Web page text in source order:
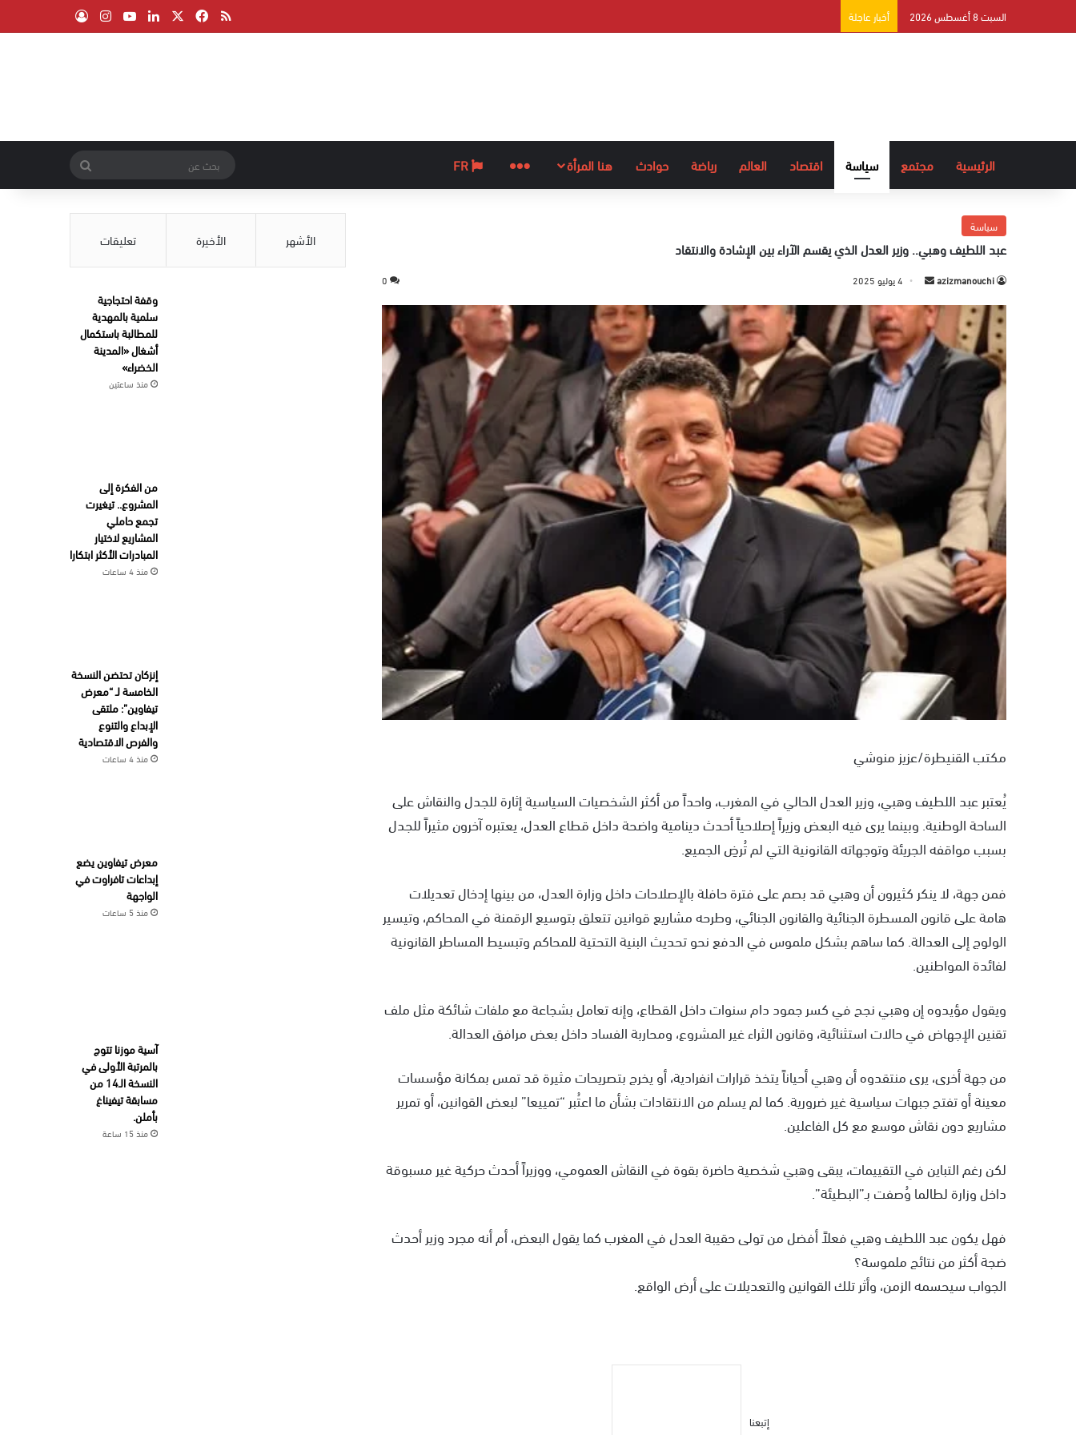
السبت 8 أغسطس 2026 أخبار عاجلة ملخص الموقع RSS
فيسبوك لينكدإن ‫YouTube
انستقرام
الرئيسية مجتمع سياسة اقتصاد العالم رياضة حوادث هنا المرأة المزيد
عن
سياسة
عبد اللطيف وهبي.. وزير العدل الذي يقسم الآراء بين الإشادة والانتقاد
azizmanouchi
ل
ب
ل
و
ن
ي
ا
4 يوليو 2025 0
مكتب القنيطرة/عزيز منوشي
يُعتبر عبد اللطيف وهبي، وزير العدل الحالي في المغرب، واحداً من أكثر الشخصيات السياسية إثارة للجدل والنقاش على
الساحة الوطنية. وبينما يرى فيه البعض وزيراً إصلاحياً أحدث دينامية واضحة داخل قطاع العدل، يعتبره آخرون مثيراً للجدل
بسبب مواقفه الجريئة وتوجهاته القانونية التي لم تُرضِ الجميع.
فمن جهة، لا ينكر كثيرون أن وهبي قد بصم على فترة حافلة بالإصلاحات داخل وزارة العدل، من بينها إدخال تعديلات
هامة على قانون المسطرة الجنائية والقانون الجنائي، وطرحه مشاريع قوانين تتعلق بتوسيع الرقمنة في المحاكم، وتيسير
الولوج إلى العدالة. كما ساهم بشكل ملموس في الدفع نحو تحديث البنية التحتية للمحاكم وتبسيط المساطر القانونية
لفائدة المواطنين.
ويقول مؤيدوه إن وهبي نجح في كسر جمود دام سنوات داخل القطاع، وإنه تعامل بشجاعة مع ملفات شائكة مثل ملف
تقنين الإجهاض في حالات استثنائية، وقانون الثراء غير المشروع، ومحاربة الفساد داخل بعض مرافق العدالة.
من جهة أخرى، يرى منتقدوه أن وهبي أحياناً يتخذ قرارات انفرادية، أو يخرج بتصريحات مثيرة قد تمس بمكانة مؤسسات
معينة أو تفتح جبهات سياسية غير ضرورية. كما لم يسلم من الانتقادات بشأن ما اعتُبر “تمييعا” لبعض القوانين، أو تمرير
مشاريع دون نقاش موسع مع كل الفاعلين.
لكن رغم التباين في التقييمات، يبقى وهبي شخصية حاضرة بقوة في النقاش العمومي، ووزيراً أحدث حركية غير مسبوقة
داخل وزارة لطالما وُصفت بـ”البطيئة”.
فهل يكون عبد اللطيف وهبي فعلاً أفضل من تولى حقيبة العدل في المغرب كما يقول البعض، أم أنه مجرد وزير أحدث
ضجة أكثر من نتائج ملموسة؟
الجواب سيحسمه الزمن، وأثر تلك القوانين والتعديلات على أرض الواقع.
إتبعنا
الأشهر الأخيرة تعليقات
وقفة احتجاجية
سلمية بالمهدية
للمطالبة باستكمال
أشغال «المدينة
الخضراء»
منذ ساعتين
من الفكرة إلى
المشروع.. تيغيرت
تجمع حاملي
المشاريع لاختيار
المبادرات الأكثر ابتكارا
منذ 4 ساعات
إنزكان تحتضن النسخة
الخامسة لـ “معرض
تيفاوين”: ملتقى
الإبداع والتنوع
والفرص الاقتصادية
منذ 4 ساعات
معرض تيفاوين يضع
إبداعات تافراوت في
الواجهة
منذ 5 ساعات
آسية موزنا تتوج
بالمرتبة الأولى في
النسخة الـ14 من
مسابقة تيفيناغ
بأملن.
منذ 15 ساعة